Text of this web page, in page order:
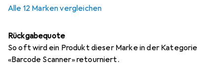
Alle 12 Marken vergleichen
Rückgabequote
So oft wird ein Produkt dieser Marke in der Kategorie
«Barcode Scanner» retourniert.